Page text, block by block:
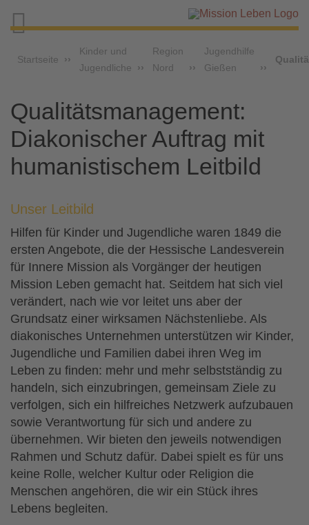

Startseite
Kinder und
Jugendliche
Region
Nord
Jugendhilfe
Gießen
Qualitätsmanagement:
Diakonischer Auftrag mit
humanistischem Leitbild
Unser Leitbild
Hilfen für Kinder und Jugendliche waren 1849 die
ersten Angebote, die der Hessische Landesverein
für Innere Mission als Vorgänger der heutigen
Mission Leben gemacht hat. Seitdem hat sich viel
verändert, nach wie vor leitet uns aber der
Grundsatz einer wirksamen Nächstenliebe. Als
diakonisches Unternehmen unterstützen wir Kinder,
Jugendliche und Familien dabei ihren Weg im
Leben zu finden: mehr und mehr selbstständig zu
handeln, sich einzubringen, gemeinsam Ziele zu
verfolgen, sich ein hilfreiches Netzwerk aufzubauen
sowie Verantwortung für sich und andere zu
übernehmen. Wir bieten den jeweils notwendigen
Rahmen und Schutz dafür. Dabei spielt es für uns
keine Rolle, welcher Kultur oder Religion die
Menschen angehören, die wir ein Stück ihres
Lebens begleiten.